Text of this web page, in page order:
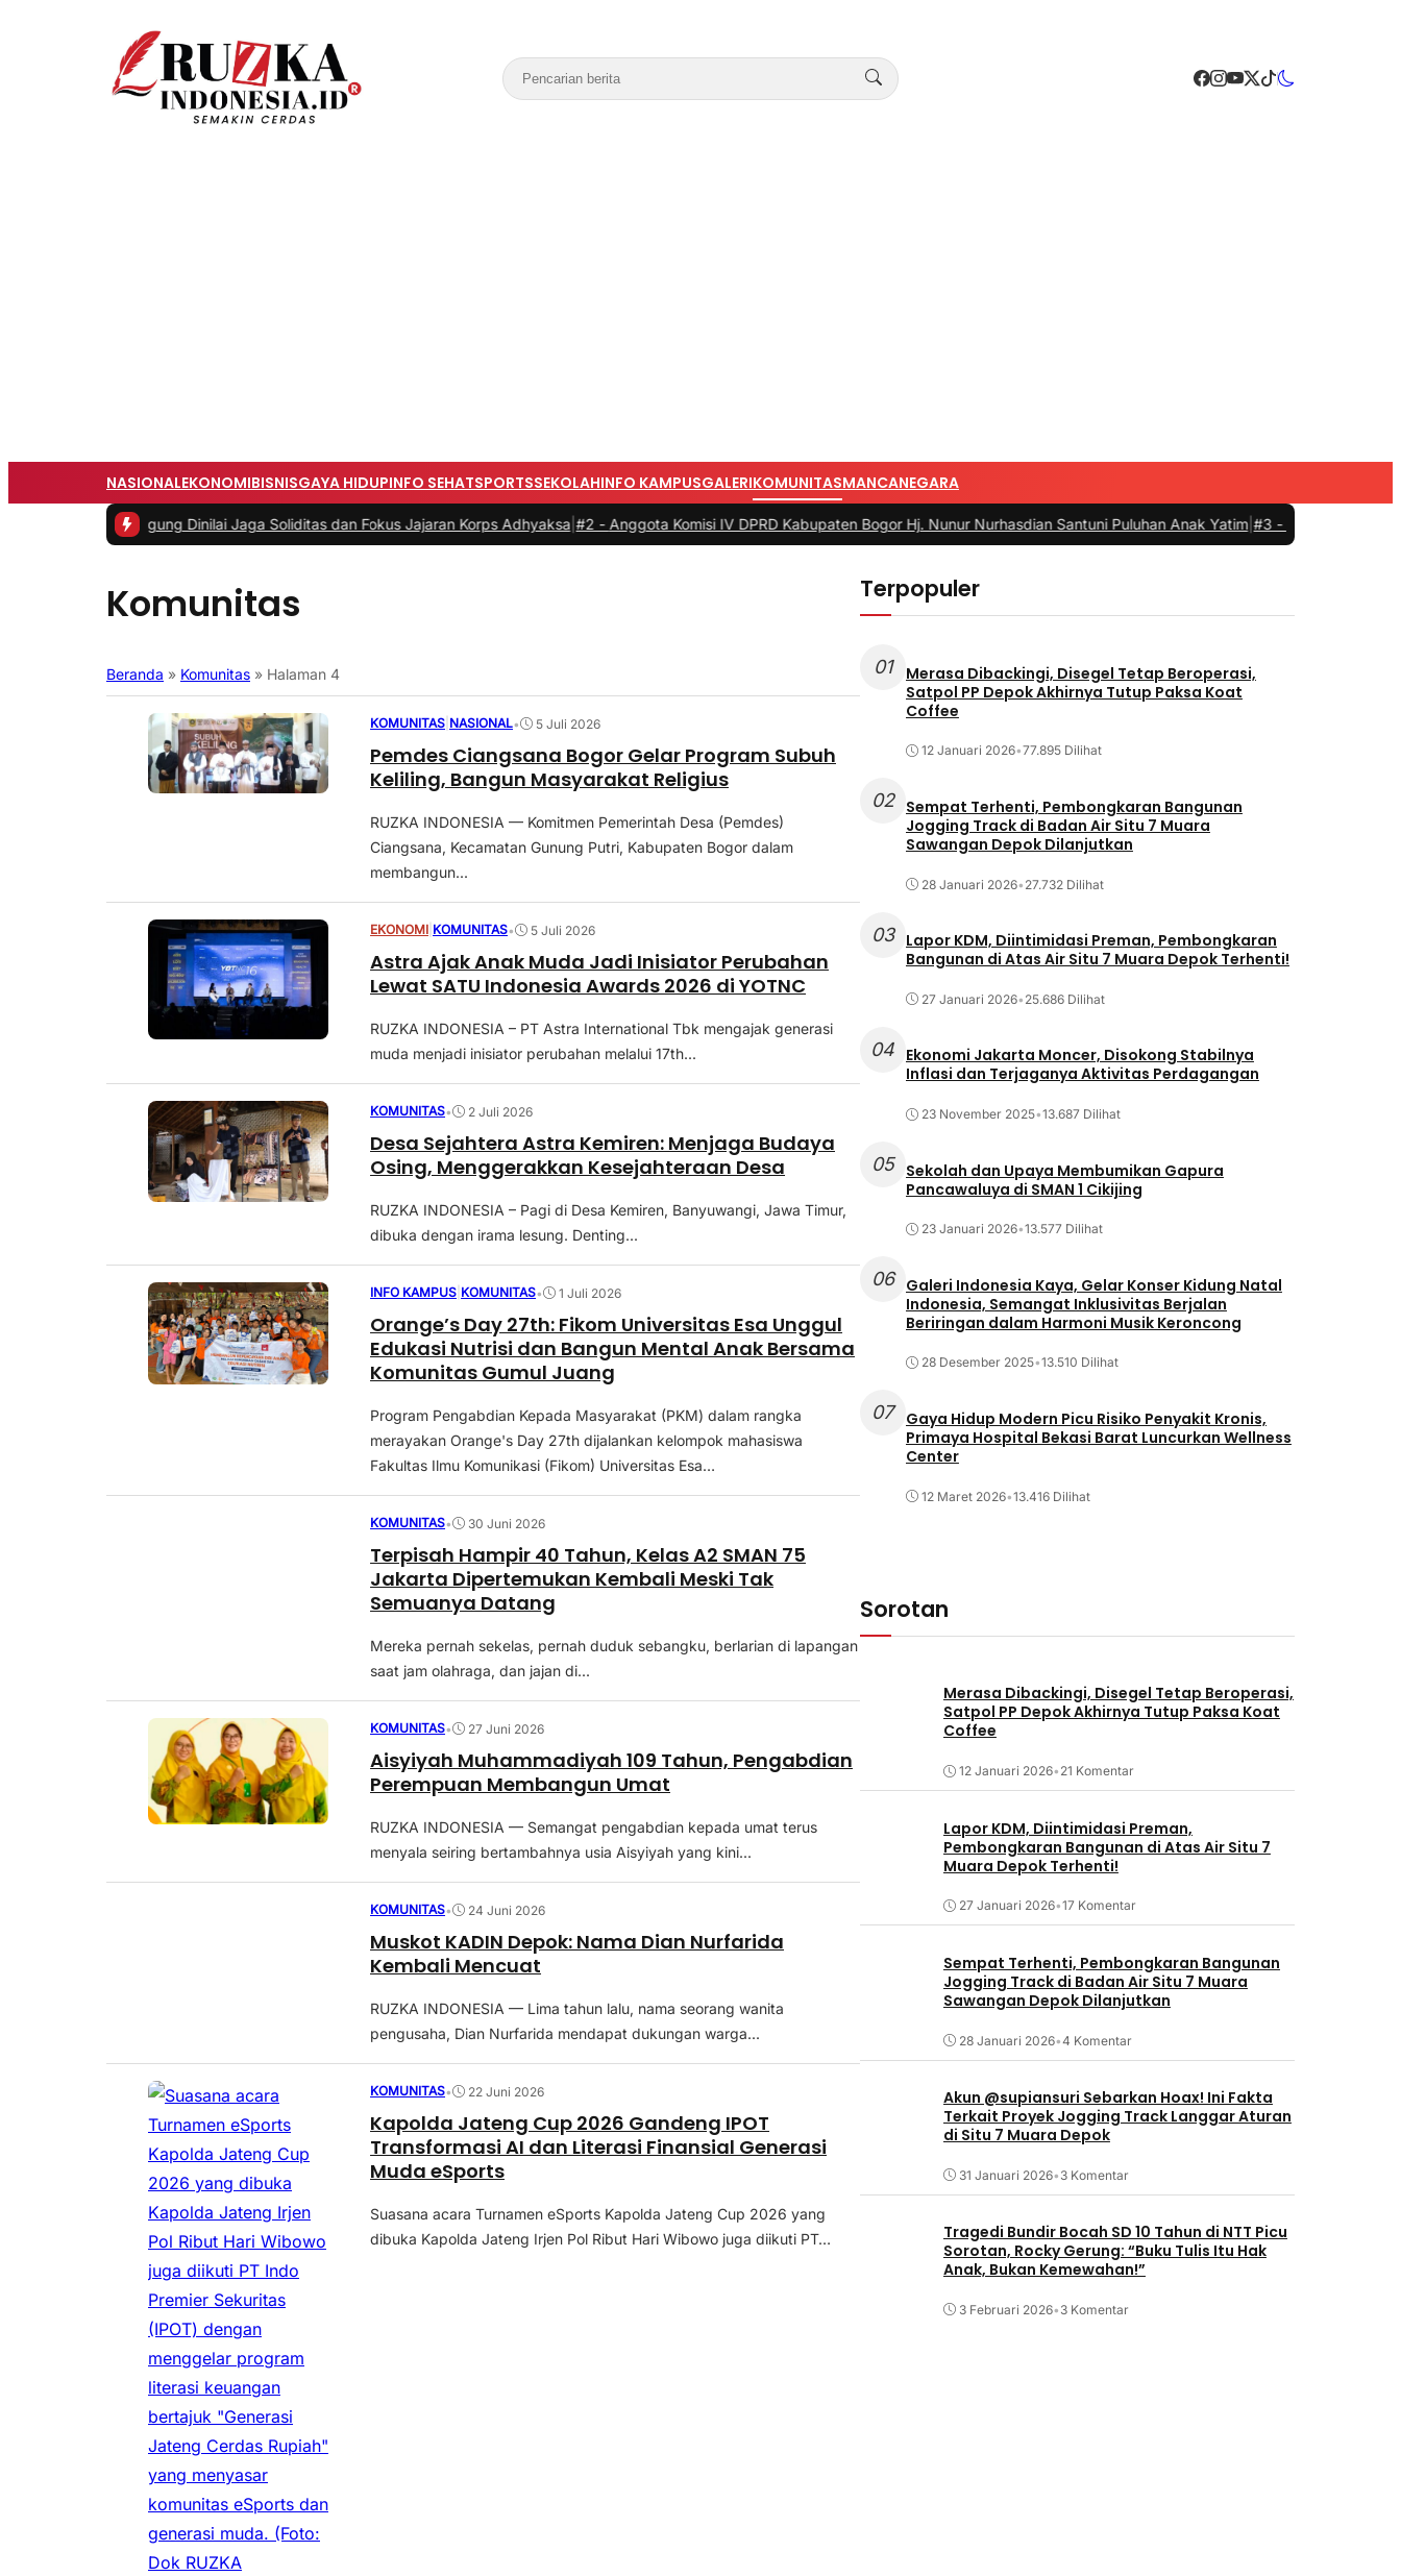
NASIONALEKONOMIBISNISGAYA HIDUPINFO SEHATSPORTSSEKOLAHINFO KAMPUSGALERIKOMUNITASMANCANEGARA
Jaksa Agung Dinilai Jaga Soliditas dan Fokus Jajaran Korps Adhyaksa|#2 -Anggota Komisi IV DPRD Kabupaten Bogor Hj. Nunur Nurhasdian Santuni Puluhan Anak Yatim|#3 -Turnamen Futsal SPPG
Komunitas
Beranda » Komunitas » Halaman 4
KOMUNITAS NASIONAL• 5 Juli 2026
Pemdes Ciangsana Bogor Gelar Program Subuh
Keliling, Bangun Masyarakat Religius
RUZKA INDONESIA — Komitmen Pemerintah Desa (Pemdes)
Ciangsana, Kecamatan Gunung Putri, Kabupaten Bogor dalam
membangun...
EKONOMI KOMUNITAS• 5 Juli 2026
Astra Ajak Anak Muda Jadi Inisiator Perubahan
Lewat SATU Indonesia Awards 2026 di YOTNC
RUZKA INDONESIA – PT Astra International Tbk mengajak generasi
muda menjadi inisiator perubahan melalui 17th...
KOMUNITAS• 2 Juli 2026
Desa Sejahtera Astra Kemiren: Menjaga Budaya
Osing, Menggerakkan Kesejahteraan Desa
RUZKA INDONESIA – Pagi di Desa Kemiren, Banyuwangi, Jawa Timur,
dibuka dengan irama lesung. Denting...
INFO KAMPUS KOMUNITAS• 1 Juli 2026
Orange’s Day 27th: Fikom Universitas Esa Unggul
Edukasi Nutrisi dan Bangun Mental Anak Bersama
Komunitas Gumul Juang
Program Pengabdian Kepada Masyarakat (PKM) dalam rangka
merayakan Orange's Day 27th dijalankan kelompok mahasiswa
Fakultas Ilmu Komunikasi (Fikom) Universitas Esa…
KOMUNITAS• 30 Juni 2026
Terpisah Hampir 40 Tahun, Kelas A2 SMAN 75
Jakarta Dipertemukan Kembali Meski Tak
Semuanya Datang
Mereka pernah sekelas, pernah duduk sebangku, berlarian di lapangan
saat jam olahraga, dan jajan di...
KOMUNITAS• 27 Juni 2026
Aisyiyah Muhammadiyah 109 Tahun, Pengabdian
Perempuan Membangun Umat
RUZKA INDONESIA — Semangat pengabdian kepada umat terus
menyala seiring bertambahnya usia Aisyiyah yang kini...
KOMUNITAS• 24 Juni 2026
Muskot KADIN Depok: Nama Dian Nurfarida
Kembali Mencuat
RUZKA INDONESIA — Lima tahun lalu, nama seorang wanita
pengusaha, Dian Nurfarida mendapat dukungan warga...
KOMUNITAS• 22 Juni 2026
Kapolda Jateng Cup 2026 Gandeng IPOT
Transformasi AI dan Literasi Finansial Generasi
Muda eSports
Suasana acara Turnamen eSports Kapolda Jateng Cup 2026 yang
dibuka Kapolda Jateng Irjen Pol Ribut Hari Wibowo juga diikuti PT…
Terpopuler
01
Merasa Dibackingi, Disegel Tetap Beroperasi,
Satpol PP Depok Akhirnya Tutup Paksa Koat
Coffee
12 Januari 2026•77.895 Dilihat
02
Sempat Terhenti, Pembongkaran Bangunan
Jogging Track di Badan Air Situ 7 Muara
Sawangan Depok Dilanjutkan
28 Januari 2026• 27.732 Dilihat
03
Lapor KDM, Diintimidasi Preman, Pembongkaran
Bangunan di Atas Air Situ 7 Muara Depok Terhenti!
27 Januari 2026• 25.686 Dilihat
04 Ekonomi Jakarta Moncer, Disokong Stabilnya
Inflasi dan Terjaganya Aktivitas Perdagangan
23 November 2025•13.687 Dilihat
05
Sekolah dan Upaya Membumikan Gapura
Pancawaluya di SMAN 1 Cikijing
23 Januari 2026•13.577 Dilihat
06
Galeri Indonesia Kaya, Gelar Konser Kidung Natal
Indonesia, Semangat Inklusivitas Berjalan
Beriringan dalam Harmoni Musik Keroncong
28 Desember 2025•13.510 Dilihat
07
Gaya Hidup Modern Picu Risiko Penyakit Kronis,
Primaya Hospital Bekasi Barat Luncurkan Wellness
Center
12 Maret 2026•13.416 Dilihat
Sorotan
Merasa Dibackingi, Disegel Tetap Beroperasi,
Satpol PP Depok Akhirnya Tutup Paksa Koat
Coffee
12 Januari 2026• 21 Komentar
Lapor KDM, Diintimidasi Preman,
Pembongkaran Bangunan di Atas Air Situ 7
Muara Depok Terhenti!
27 Januari 2026•17 Komentar
Sempat Terhenti, Pembongkaran Bangunan
Jogging Track di Badan Air Situ 7 Muara
Sawangan Depok Dilanjutkan
28 Januari 2026•4 Komentar
Akun @supiansuri Sebarkan Hoax! Ini Fakta
Terkait Proyek Jogging Track Langgar Aturan
di Situ 7 Muara Depok
31 Januari 2026• 3 Komentar
Tragedi Bundir Bocah SD 10 Tahun di NTT Picu
Sorotan, Rocky Gerung: “Buku Tulis Itu Hak
Anak, Bukan Kemewahan!”
3 Februari 2026• 3 Komentar